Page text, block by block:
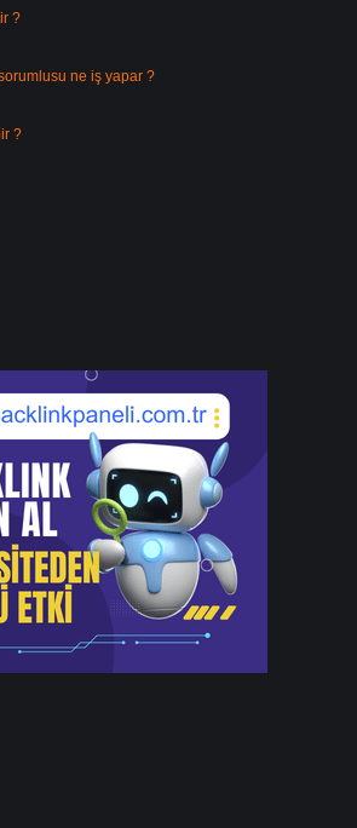
?
ne iş yapar ?
?